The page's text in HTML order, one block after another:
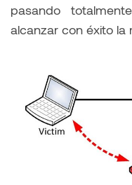
pasando
alcanzar con éxito la